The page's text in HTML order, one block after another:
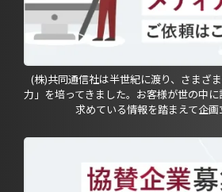
(株)共同通信社は半世紀に渡り、さまざ
力」を培ってきました。お客様が世の中
求めている情報を踏まえて企画